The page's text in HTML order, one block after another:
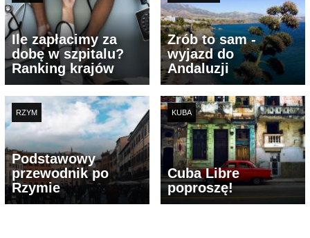
Ile zapłacimy za
dobę w szpitalu?
Ranking krajów
Zrób to sam -
wyjazd do
Andaluzji
RZYM
Podstawowy
przewodnik po
Rzymie
KUBA
Cuba Libre
poproszę!